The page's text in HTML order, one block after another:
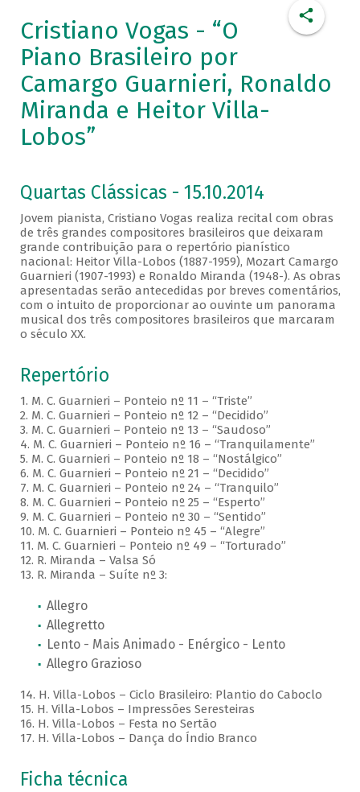
Cristiano Vogas - “O
Piano Brasileiro por
Camargo Guarnieri, Ronaldo
Miranda e Heitor Villa-
Lobos”
Quartas Clássicas - 15.10.2014
Jovem pianista, Cristiano Vogas realiza recital com obras
de três grandes compositores brasileiros que deixaram
grande contribuição para o repertório pianístico
nacional: Heitor Villa-Lobos (1887-1959), Mozart Camargo
Guarnieri (1907-1993) e Ronaldo Miranda (1948-). As obras
apresentadas serão antecedidas por breves comentários,
com o intuito de proporcionar ao ouvinte um panorama
musical dos três compositores brasileiros que marcaram
o século XX.
Repertório
1. M. C. Guarnieri – Ponteio nº 11 – “Triste”
2. M. C. Guarnieri – Ponteio nº 12 – “Decidido”
3. M. C. Guarnieri – Ponteio nº 13 – “Saudoso”
4. M. C. Guarnieri – Ponteio nº 16 – “Tranquilamente”
5. M. C. Guarnieri – Ponteio nº 18 – “Nostálgico”
6. M. C. Guarnieri – Ponteio nº 21 – “Decidido”
7. M. C. Guarnieri – Ponteio nº 24 – “Tranquilo”
8. M. C. Guarnieri – Ponteio nº 25 – “Esperto”
9. M. C. Guarnieri – Ponteio nº 30 – “Sentido”
10. M. C. Guarnieri – Ponteio nº 45 – “Alegre”
11. M. C. Guarnieri – Ponteio nº 49 – “Torturado”
12. R. Miranda – Valsa Só
13. R. Miranda – Suíte nº 3:
Allegro
Allegretto
Lento - Mais Animado - Enérgico - Lento
Allegro Grazioso
14. H. Villa-Lobos – Ciclo Brasileiro: Plantio do Caboclo
15. H. Villa-Lobos – Impressões Seresteiras
16. H. Villa-Lobos – Festa no Sertão
17. H. Villa-Lobos – Dança do Índio Branco
Ficha técnica